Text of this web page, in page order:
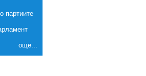
партиите
още...